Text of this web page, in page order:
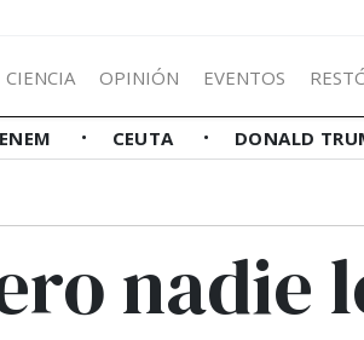
CIENCIA OPINIÓN EVENTOS
CEUTA DONALD
nadie